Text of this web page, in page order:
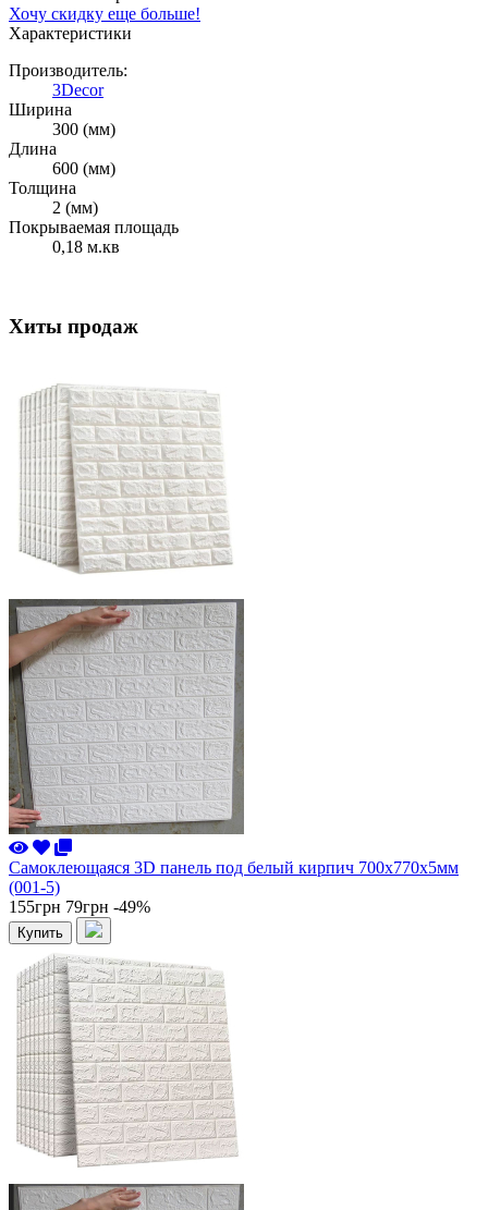
Хочу скидку еще больше!
Характеристики
Производитель:
3Decor
Ширина
300 (мм)
Длина
600 (мм)
Толщина
2 (мм)
Покрываемая площадь
0,18 м.кв
Хиты продаж
Самоклеющаяся 3D панель под белый кирпич 700x770x5мм
(001-5)
155грн 79грн -49%
Купить